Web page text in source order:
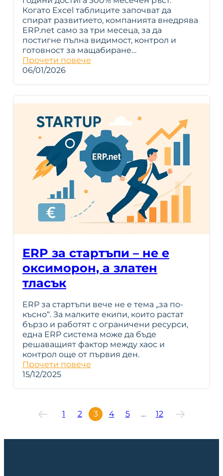
Когато Excel таблиците започват да
спират развитието, компанията внедрява
ERP.net само за три месеца, за да
постигне пълна видимост, контрол и
готовност за мащабиране…
Прочети повече
06/01/2026
ERP за стартъпи – не е
оксиморон, а златен
тласък
ERP за стартъпи вече не е тема „за по-
късно“. За малките екипи, които растат
бързо и работят с ограничени ресурси,
една ERP система може да бъде
решаващият фактор между хаос и
контрол още от първия ден.
Прочети повече
15/12/2025
1 2 3 4 5 … 12